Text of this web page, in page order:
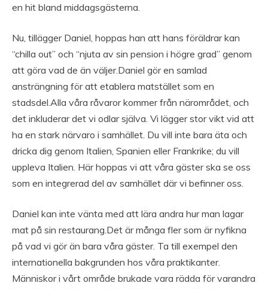
en hit bland middagsgästerna.
Nu, tillägger Daniel, hoppas han att hans föräldrar kan
“chilla out” och “njuta av sin pension i högre grad” genom
att göra vad de än väljer.Daniel gör en samlad
ansträngning för att etablera matstället som en
stadsdel.Alla våra råvaror kommer från närområdet, och
det inkluderar det vi odlar själva. Vi lägger stor vikt vid att
ha en stark närvaro i samhället. Du vill inte bara äta och
dricka dig genom Italien, Spanien eller Frankrike; du vill
uppleva Italien. Här hoppas vi att våra gäster ska se oss
som en integrerad del av samhället där vi befinner oss.
Daniel kan inte vänta med att lära andra hur man lagar
mat på sin restaurang.Det är många fler som är nyfikna
på vad vi gör än bara våra gäster. Ta till exempel den
internationella bakgrunden hos våra praktikanter.
Människor i vårt område brukade vara rädda för varandra